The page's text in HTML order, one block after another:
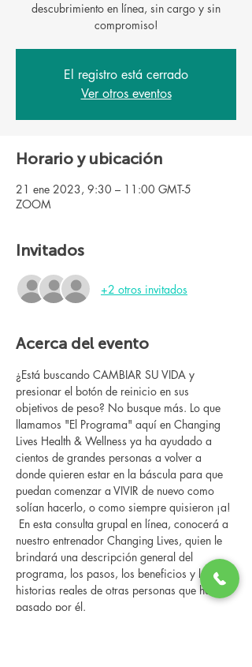
descubrimiento en línea, sin cargo y sin
El registro está cerrado
Ver otros eventos
Horario y ubicación
21 ene 2023, 9:30 – 11:00 GMT-5
ZOOM
Invitados
+2 otros invitados
Acerca del evento
¿Está buscando CAMBIAR SU VIDA y
presionar el botón de reinicio en sus
objetivos de peso? No busque más. Lo que
llamamos "El Programa" aquí en Changing
Lives Health & Wellness ya ha ayudado a
cientos de grandes personas a volver a
donde quieren estar en la báscula para que
puedan comenzar a VIVIR de nuevo como
solían hacerlo, o como siempre quisieron ¡a!
nuestro entrenador Changing Lives, quien le
brindará una descripción general del
programa, los pasos, los beneficios y las
historias reales de otras personas que han
pasado por él.